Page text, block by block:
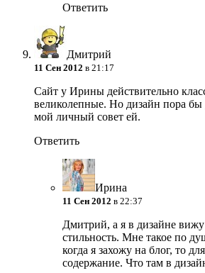
Ответить
Дмитрий
11 Сен 2012 в 21:17
Сайт у Ирины действительно
великолепные. Но дизайн пора
мой личный совет ей.
Ответить
Ирина
11 Сен 2012 в 22:37
Дмитрий, а я в дизайне
стильность. Мне такое по
когда я захожу на блог, то
содержание. Что там в